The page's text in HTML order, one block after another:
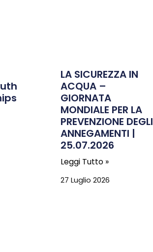
LA SICUREZZA IN
ACQUA –
GIORNATA
MONDIALE PER LA
PREVENZIONE DEGLI
ANNEGAMENTI |
25.07.2026
Leggi Tutto »
27 Luglio 2026